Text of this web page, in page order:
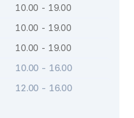
10.00 - 19.00
10.00 - 19.00
10.00 - 19.00
10.00 - 16.00
12.00 - 16.00